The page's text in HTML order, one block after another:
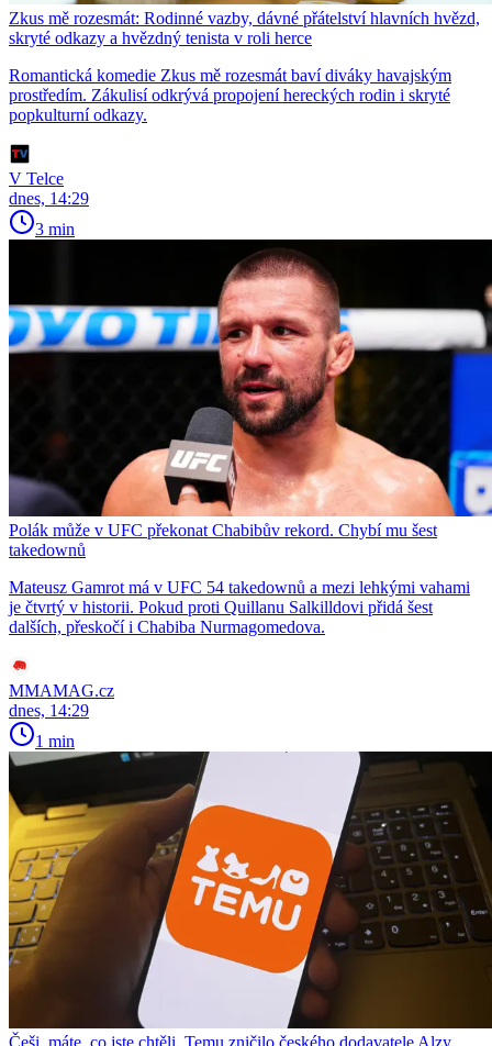
Zkus mě rozesmát: Rodinné vazby, dávné přátelství hlavních hvězd,
skryté odkazy a hvězdný tenista v roli herce
Romantická komedie Zkus mě rozesmát baví diváky havajským
prostředím. Zákulisí odkrývá propojení hereckých rodin i skryté
popkulturní odkazy.
V Telce
dnes, 14:29
3 min
Polák může v UFC překonat Chabibův rekord. Chybí mu šest
takedownů
Mateusz Gamrot má v UFC 54 takedownů a mezi lehkými vahami
je čtvrtý v historii. Pokud proti Quillanu Salkilldovi přidá šest
dalších, přeskočí i Chabiba Nurmagomedova.
MMAMAG.cz
dnes, 14:29
1 min
Češi, máte, co jste chtěli. Temu zničilo českého dodavatele Alzy.